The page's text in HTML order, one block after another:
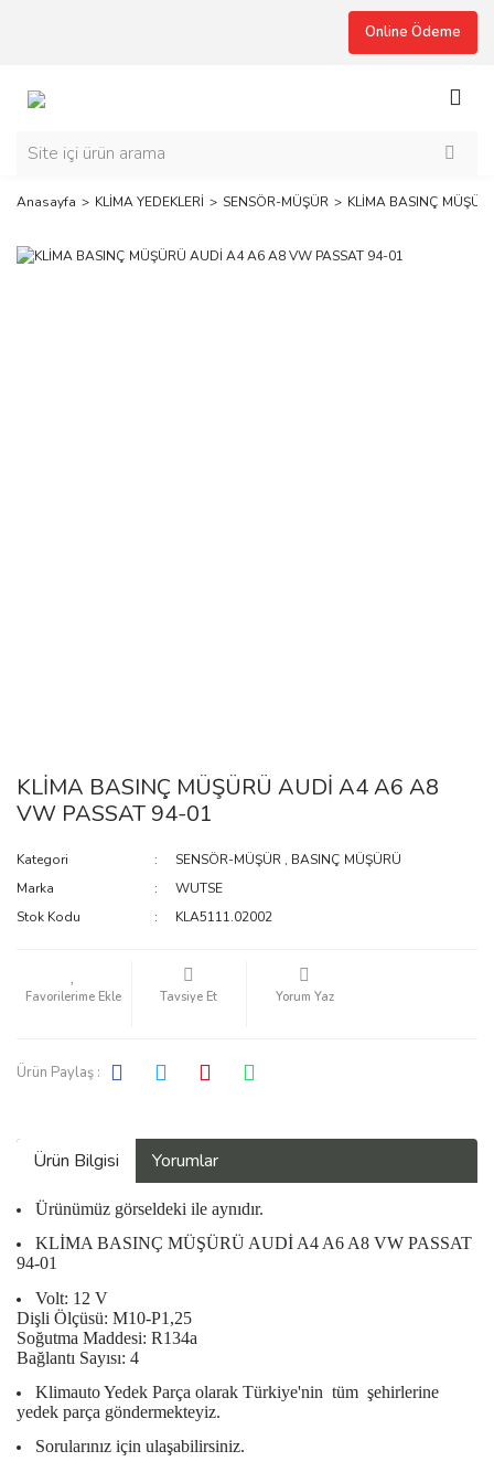
Online Ödeme
Anasayfa KLİMA YEDEKLERİ SENSÖR-MÜŞÜR KLİMA BASINÇ
KLİMA BASINÇ MÜŞÜRÜ AUDİ A4 A6 A8
VW PASSAT 94-01
Kategori SENSÖR-MÜŞÜR , BASINÇ MÜŞÜRÜ
Marka
WUTSE
Stok Kodu
KLA5111.02002
Tavsiye Et Yorum Yaz
Ürün Paylaş :
Ürün Bilgisi Yorumlar
Ürünümüz görseldeki ile aynıdır.
KLİMA BASINÇ MÜŞÜRÜ AUDİ A4 A6 A8 VW PASSAT
94-01
Volt: 12 V
Dişli Ölçüsü: M10-P1,25
Soğutma Maddesi: R134a
Bağlantı Sayısı: 4
Klimauto Yedek Parça olarak Türkiye'nin tüm şehirlerine
yedek parça göndermekteyiz.
Sorularınız için ulaşabilirsiniz.